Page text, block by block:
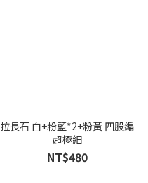
拉長石 白+粉藍*2+粉黃 四股編
超極細
NT$480